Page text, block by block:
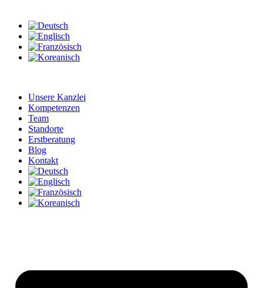
Unsere Kanzlei
Kompetenzen
Team
Standorte
Erstberatung
Blog
Kontakt